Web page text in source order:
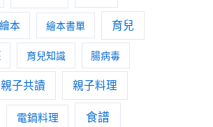
繪本 繪本書單 育兒
育兒知識 腸病毒
親子共讀 親子料理
電鍋料理 食譜